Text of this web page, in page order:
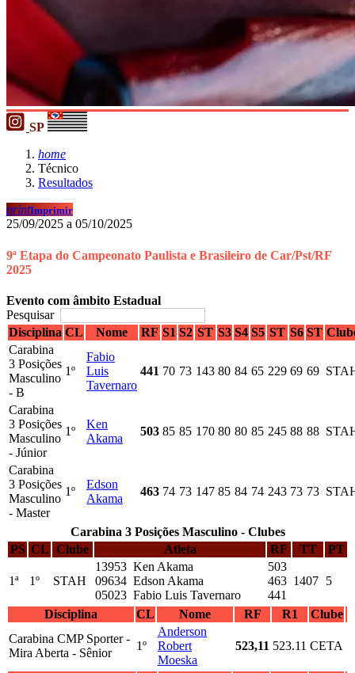
SP
home
Técnico
Resultados
printImprimir
25/09/2025 a 05/10/2025
9ª Etapa do Campeonato Paulista e Brasileiro de Car/Pst/RF
2025
Evento com âmbito Estadual
Pesquisar
Disciplina CL Nome RF S1 S2 ST S3 S4 S5 ST S6 ST
Carabina
3 Posições
Masculino
- B
1º
Fabio
Luis
Tavernaro
441 70 73 143 80 84 65 229 69 69
Carabina
3 Posições
Masculino
- Júnior
1º
Ken
Akama
503 85 85 170 80 80 85 245 88 88
Carabina
3 Posições
Masculino
- Master
1º
Edson
Akama
463 74 73 147 85 84 74 243 73 73
Carabina 3 Posições Masculino - Clubes
PS CL Clube Atleta RF TT PT
1ª 1º STAH
13953 Ken Akama
09634 Edson Akama
05023 Fabio Luis Tavernaro
503
463
441
1407 5
Disciplina CL Nome RF R1
Clube
Carabina CMP Sporter -
Mira Aberta - Sênior
1º
Anderson
Robert
Moeska
523,11 523.11 CETA